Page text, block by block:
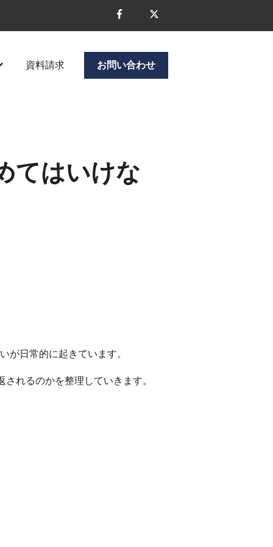
ューを表示
情報のサブメニューを表示
資料請求 お問い合わせ
てはいけな
が日常的に起きています。
れるのかを整理していきます。